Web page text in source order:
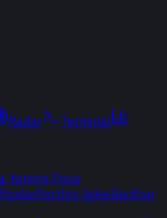
Radar
Terminal
Yatırım Fonu
Portföy ŞirketleriFon